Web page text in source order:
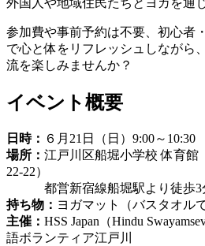
外国人や地域住民たちとヨガを通
参加費や事前予約は不要、初心者
で心と体をリフレッシュしながら
流を楽しみませんか？
イベント概要
日時： ６月21日（日）9:00～10:30
場所： 江戸川区船堀小学校 体育館
22-22）
都営新宿線船堀駅より徒歩3
持ち物： ヨガマット（バスタオル
主催： HSS Japan（Hindu
語ボランティア江戸川